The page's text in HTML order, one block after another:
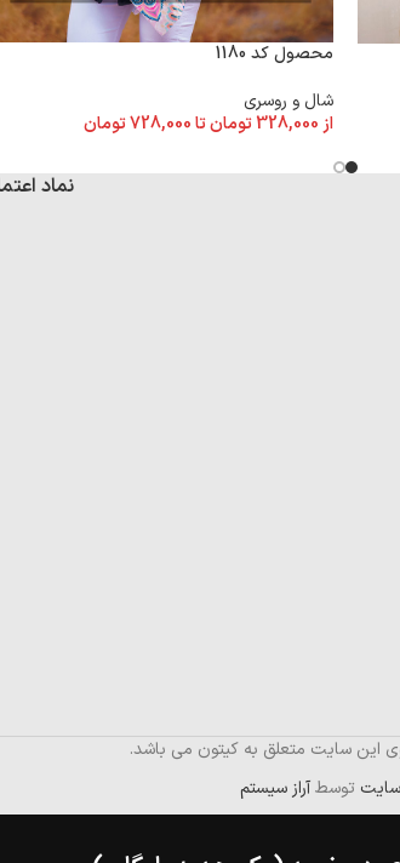
محصول کد 1180
شال و روسری
از328,000تومانتا728,000تومان
نماد
این سایت متعلق به کیتون می باشد.
توسطآراز سیستم